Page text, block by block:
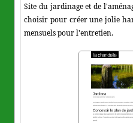
Site du jardinage et de
choisir pour créer une jolie
mensuels pour l'entretien.